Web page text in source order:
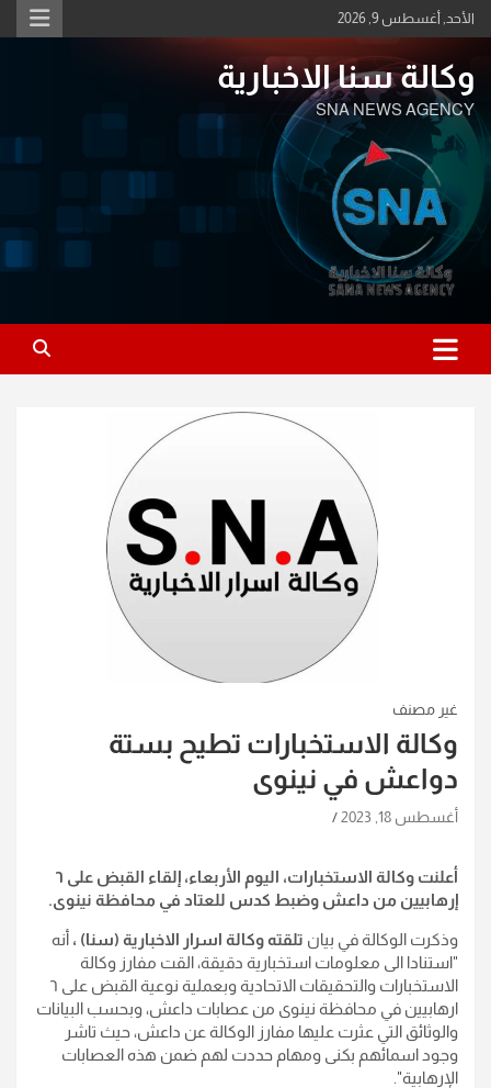
Skip
to
الأحد, أغسطس 9, 2026
وكالة سنا الاخبارية
SNA NEWS AGENCY
غير مصنف
وكالة الاستخبارات تطيح بستة
دواعش في نينوى
أغسطس 18, 2023
أعلنت وكالة الاستخبارات، اليوم الأربعاء، إلقاء القبض على ٦
إرهابيين من داعش وضبط كدس للعتاد في محافظة نينوى.
وذكرت الوكالة في بيان تلقته وكالة اسرار الاخبارية (سنا) ، أنه
"استنادا الى معلومات استخبارية دقيقة، القت مفارز وكالة
الاستخبارات والتحقيقات الاتحادية وبعملية نوعية القبض على ٦
ارهابيين في محافظة نينوى من عصابات داعش، وبحسب البيانات
والوثائق التي عثرت عليها مفارز الوكالة عن داعش، حيث تاشر
وجود اسمائهم بكنى ومهام حددت لهم ضمن هذه العصابات
الإرهابية".